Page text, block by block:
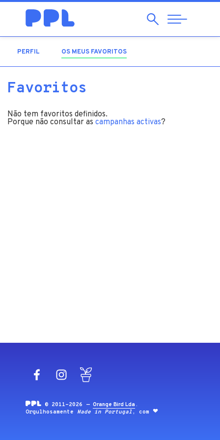
Pesquisar
Abrir
Navegação
PERFIL OS MEUS FAVORITOS
Favoritos
Não tem favoritos definidos.
Porque não consultar as campanhas activas?
FacebookInstagram
© 2011-2026 —Orange Bird Lda .
Orgulhosamente Made in Portugal , com